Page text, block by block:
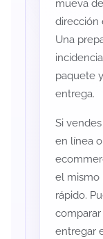
mueva
dirección
Una
paquete
entrega.
Si
en línea
el mismo
rápido.
entregar